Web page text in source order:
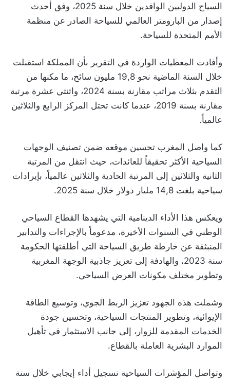
السياح الدوليين الوافدين خلال سنة 2025، وفق أحدث
إصدار من البارومتر العالمي للسياحة الصادر عن منظمة
الأمم المتحدة للسياحة.
وأفادت المعطيات الواردة في التقرير بأن المملكة استقبلت
خلال السنة الماضية نحو 19,8 مليون سائح، ما مكنها من
التقدم بثلاث مراتب مقارنة بسنة 2024، واثنتي عشرة مرتبة
مقارنة بسنة 2019، عندما كانت تحتل المركز الرابع والثلاثين
عالمياً.
كما واصل المغرب تحسين موقعه ضمن تصنيف الوجهات
السياحية الأكثر تحقيقاً للعائدات، حيث انتقل من المرتبة
الثانية والثلاثين إلى المرتبة الحادية والثلاثين عالمياً، بإيرادات
سياحية بلغت 14,8 مليار دولار خلال سنة 2025.
ويعكس هذا الأداء الدينامية التي يشهدها القطاع السياحي
الوطني في السنوات الأخيرة، مدعوماً بالإجراءات والتدابير
المنبثقة عن خارطة طريق السياحة التي أطلقتها الحكومة
سنة 2023، والهادفة إلى تعزيز جاذبية الوجهة المغربية
وتطوير مختلف مكونات العرض السياحي.
وشملت هذه الجهود تعزيز الربط الجوي، وتوسيع الطاقة
الإيوائية، وتطوير المنتجات السياحية، وتحسين جودة
الخدمات المقدمة للزوار، إلى جانب الاستثمار في تأهيل
الموارد البشرية العاملة بالقطاع.
وتواصل المؤشرات السياحية تسجيل أداء إيجابي خلال سنة